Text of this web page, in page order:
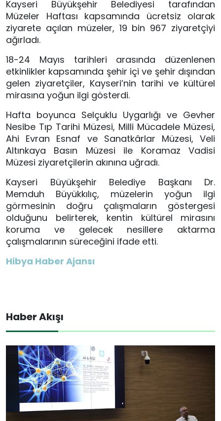
Kayseri Büyükşehir Belediyesi tarafından
Müzeler Haftası kapsamında ücretsiz olarak
ziyarete açılan müzeler, 19 bin 967 ziyaretçiyi
ağırladı.
18-24 Mayıs tarihleri arasında düzenlenen
etkinlikler kapsamında şehir içi ve şehir dışından
gelen ziyaretçiler, Kayseri’nin tarihi ve kültürel
mirasına yoğun ilgi gösterdi.
Hafta boyunca Selçuklu Uygarlığı ve Gevher
Nesibe Tıp Tarihi Müzesi, Milli Mücadele Müzesi,
Ahi Evran Esnaf ve Sanatkârlar Müzesi, Veli
Altınkaya Basın Müzesi ile Koramaz Vadisi
Müzesi ziyaretçilerin akınına uğradı.
Kayseri Büyükşehir Belediye Başkanı Dr.
Memduh Büyükkılıç, müzelerin yoğun ilgi
görmesinin doğru çalışmaların göstergesi
olduğunu belirterek, kentin kültürel mirasını
koruma ve gelecek nesillere aktarma
çalışmalarının süreceğini ifade etti.
Hibya Haber Ajansı
Haber Akışı